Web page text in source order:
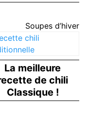
Soupes d’hiver
La meilleure
de chili
Classique !